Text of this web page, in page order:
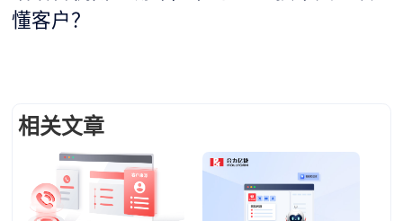
懂客户？
相关文章